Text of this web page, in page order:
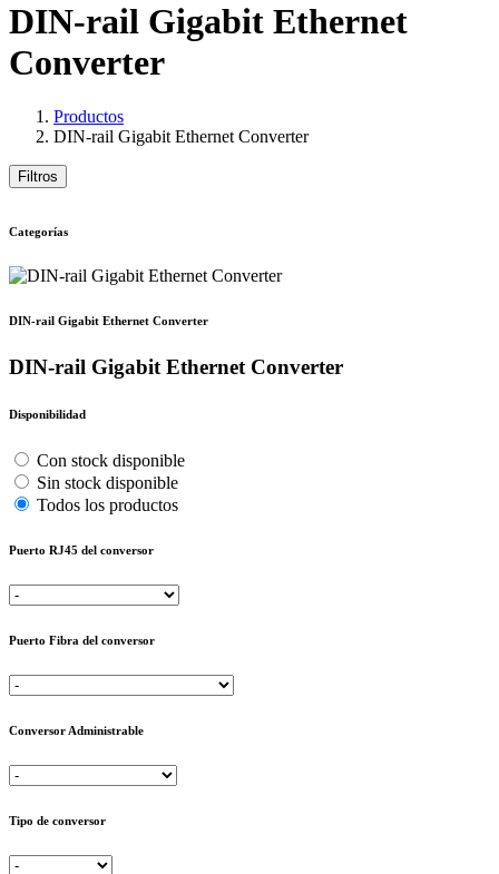
DIN-rail Gigabit Ethernet
Converter
Productos
DIN-rail Gigabit Ethernet Converter
Filtros
Categorías
DIN-rail Gigabit Ethernet Converter
DIN-rail Gigabit Ethernet Converter
Disponibilidad
Con stock disponible
Sin stock disponible
Todos los productos
Puerto RJ45 del conversor
Puerto Fibra del conversor
Conversor Administrable
Tipo de conversor